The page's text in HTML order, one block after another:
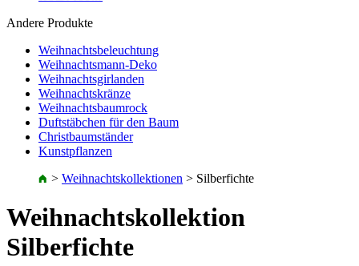
Andere Produkte
Weihnachtsbeleuchtung
Weihnachtsmann-Deko
Weihnachtsgirlanden
Weihnachtskränze
Weihnachtsbaumrock
Duftstäbchen für den Baum
Christbaumständer
Kunstpflanzen
> Weihnachtskollektionen > Silberfichte
Weihnachtskollektion
Silberfichte